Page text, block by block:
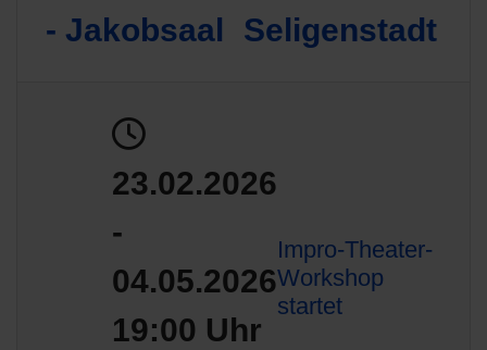
- Jakobsaal
Seligenstadt
23.02.2026
-
04.05.2026
19:00 Uhr
Impro-Theater-
Workshop
startet